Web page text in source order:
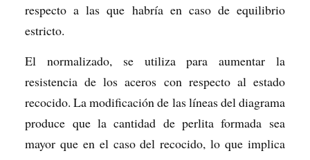
respecto a las que habría en caso de equilibrio
estricto.
El normalizado, se utiliza para aumentar la
resistencia de los aceros con respecto al estado
recocido. La modificación de las líneas del diagrama
produce que la cantidad de perlita formada sea
mayor que en el caso del recocido, lo que implica